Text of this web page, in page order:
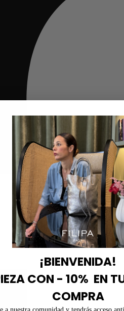
¡BIENVENIDA!
CON - 10% EN
COMPRA